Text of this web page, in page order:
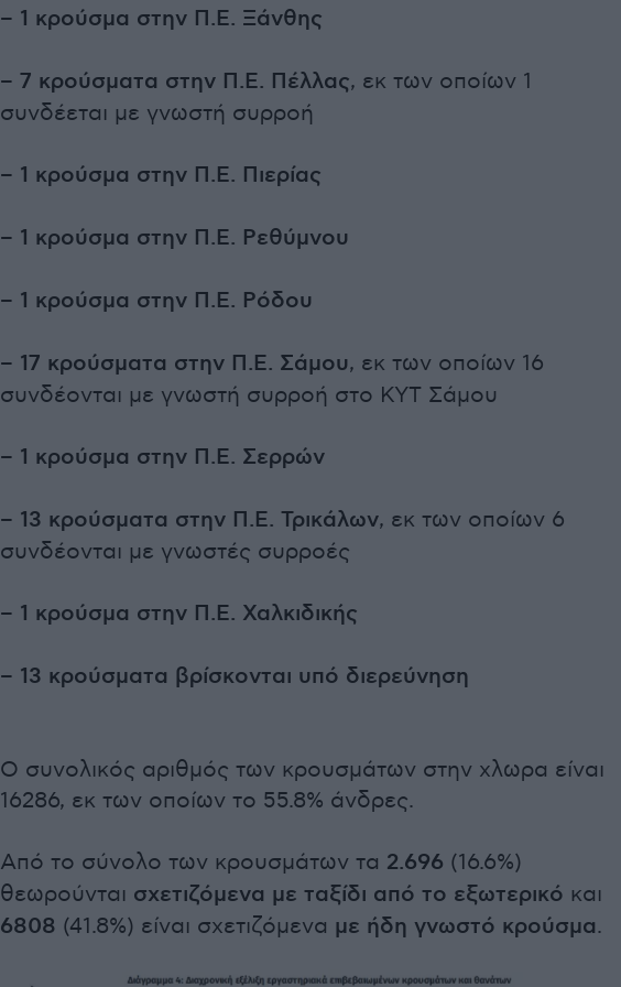
– 1 κρούσμα στην Π.Ε. Ξάνθης
– 7 κρούσματα στην Π.Ε. Πέλλας, εκ των οποίων 1
συνδέεται με γνωστή συρροή
– 1 κρούσμα στην Π.Ε. Πιερίας
– 1 κρούσμα στην Π.Ε. Ρεθύμνου
– 1 κρούσμα στην Π.Ε. Ρόδου
– 17 κρούσματα στην Π.Ε. Σάμου, εκ των οποίων 16
συνδέονται με γνωστή συρροή στο ΚΥΤ Σάμου
– 1 κρούσμα στην Π.Ε. Σερρών
– 13 κρούσματα στην Π.Ε. Τρικάλων, εκ των οποίων 6
συνδέονται με γνωστές συρροές
– 1 κρούσμα στην Π.Ε. Χαλκιδικής
– 13 κρούσματα βρίσκονται υπό διερεύνηση
Ο συνολικός αριθμός των κρουσμάτων στην χλωρα είναι
16286, εκ των οποίων το 55.8% άνδρες.
Από το σύνολο των κρουσμάτων τα 2.696 (16.6%)
θεωρούνται σχετιζόμενα με ταξίδι από το εξωτερικό και
6808 (41.8%) είναι σχετιζόμενα με ήδη γνωστό κρούσμα.